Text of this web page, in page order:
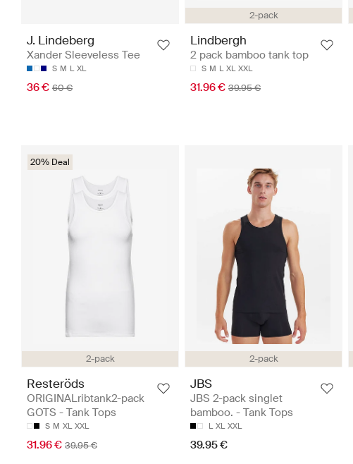
J. Lindeberg
Xander Sleeveless Tee
S M L XL
36 € 60 €
2-pack
Lindbergh
2 pack bamboo tank top
S M L XL XXL
31.96 € 39.95 €
2-pack
20% Deal
Resteröds
ORIGINALribtank2-pack
GOTS - Tank Tops
S M XL XXL
31.96 € 39.95 €
2-pack
JBS
JBS 2-pack singlet
bamboo. - Tank Tops
L XL XXL
39.95 €